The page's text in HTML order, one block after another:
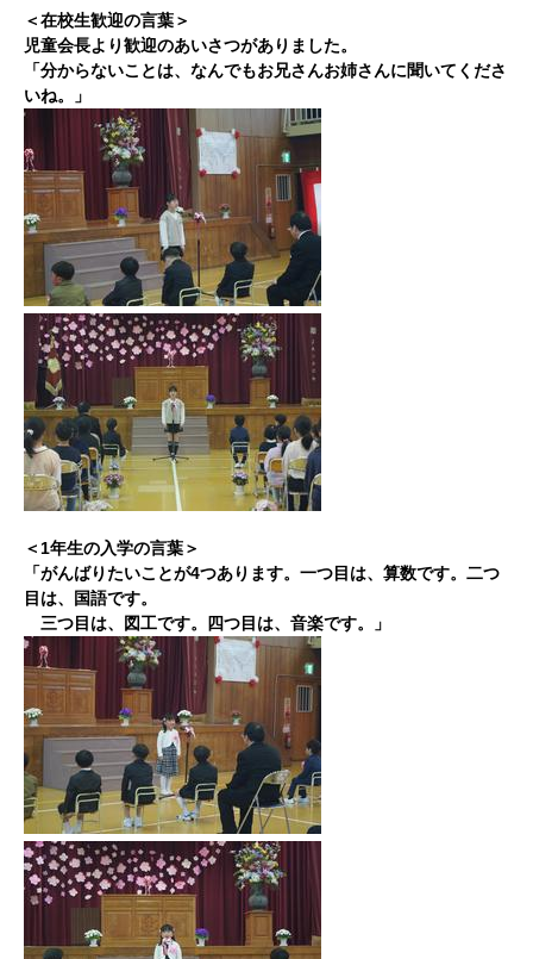
＜在校生歓迎の言葉＞
児童会長より歓迎のあいさつがありました。
「分からないことは、なんでもお兄さんお姉さんに聞いてくださ
いね。」
＜1年生の入学の言葉＞
「がんばりたいことが4つあります。一つ目は、算数です。二つ
目は、国語です。
三つ目は、図工です。四つ目は、音楽です。」